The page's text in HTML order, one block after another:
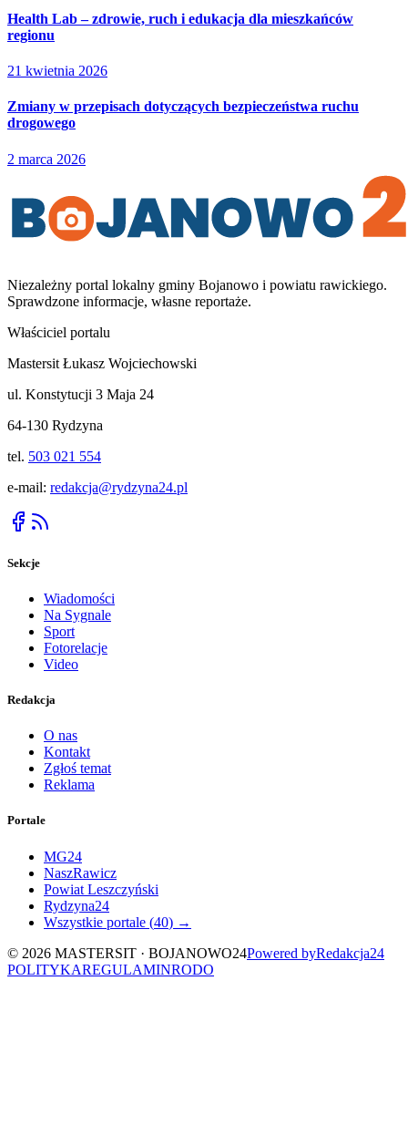
Health Lab – zdrowie, ruch i edukacja dla mieszkańców
regionu
21 kwietnia 2026
Zmiany w przepisach dotyczących bezpieczeństwa ruchu
drogowego
2 marca 2026
Niezależny portal lokalny gminy Bojanowo i powiatu rawickiego.
Sprawdzone informacje, własne reportaże.
Właściciel portalu
Mastersit Łukasz Wojciechowski
ul. Konstytucji 3 Maja 24
64-130 Rydzyna
tel. 503 021 554
e-mail: redakcja@rydzyna24.pl
Sekcje
Wiadomości
Na Sygnale
Sport
Fotorelacje
Video
Redakcja
O nas
Kontakt
Zgłoś temat
Reklama
Portale
MG24
NaszRawicz
Powiat Leszczyński
Rydzyna24
Wszystkie portale (40) →
© 2026 MASTERSIT · BOJANOWO24Powered byRedakcja24
POLITYKAREGULAMINRODO